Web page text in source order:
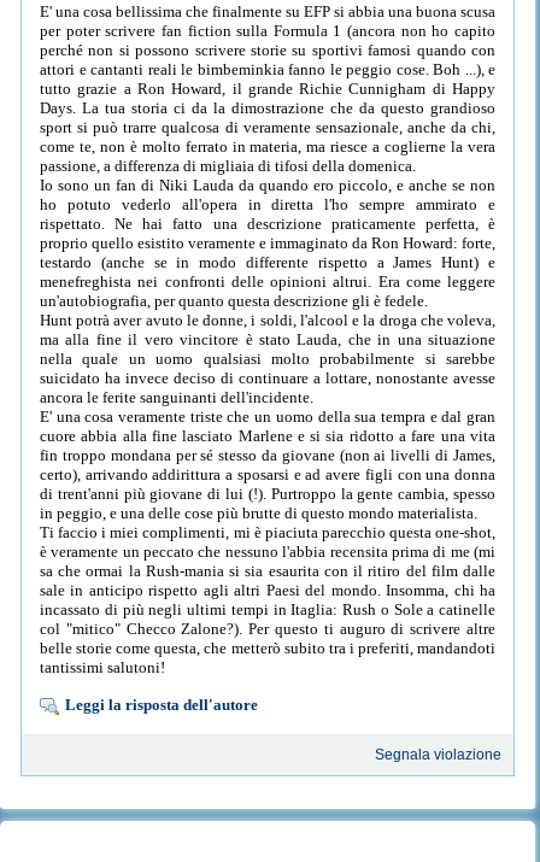
E' una cosa bellissima che finalmente su EFP si abbia una buona scusa
per poter scrivere fan fiction sulla Formula 1 (ancora non ho capito
perché non si possono scrivere storie su sportivi famosi quando con
attori e cantanti reali le bimbeminkia fanno le peggio cose. Boh ...), e
tutto grazie a Ron Howard, il grande Richie Cunnigham di Happy
Days. La tua storia ci da la dimostrazione che da questo grandioso
sport si può trarre qualcosa di veramente sensazionale, anche da chi,
come te, non è molto ferrato in materia, ma riesce a coglierne la vera
passione, a differenza di migliaia di tifosi della domenica.
Io sono un fan di Niki Lauda da quando ero piccolo, e anche se non
ho potuto vederlo all'opera in diretta l'ho sempre ammirato e
rispettato. Ne hai fatto una descrizione praticamente perfetta, è
proprio quello esistito veramente e immaginato da Ron Howard: forte,
testardo (anche se in modo differente rispetto a James Hunt) e
menefreghista nei confronti delle opinioni altrui. Era come leggere
un'autobiografia, per quanto questa descrizione gli è fedele.
Hunt potrà aver avuto le donne, i soldi, l'alcool e la droga che voleva,
ma alla fine il vero vincitore è stato Lauda, che in una situazione
nella quale un uomo qualsiasi molto probabilmente si sarebbe
suicidato ha invece deciso di continuare a lottare, nonostante avesse
ancora le ferite sanguinanti dell'incidente.
E' una cosa veramente triste che un uomo della sua tempra e dal gran
cuore abbia alla fine lasciato Marlene e si sia ridotto a fare una vita
fin troppo mondana per sé stesso da giovane (non ai livelli di James,
certo), arrivando addirittura a sposarsi e ad avere figli con una donna
di trent'anni più giovane di lui (!). Purtroppo la gente cambia, spesso
in peggio, e una delle cose più brutte di questo mondo materialista.
Ti faccio i miei complimenti, mi è piaciuta parecchio questa one-shot,
è veramente un peccato che nessuno l'abbia recensita prima di me (mi
sa che ormai la Rush-mania si sia esaurita con il ritiro del film dalle
sale in anticipo rispetto agli altri Paesi del mondo. Insomma, chi ha
incassato di più negli ultimi tempi in Itaglia: Rush o Sole a catinelle
col "mitico" Checco Zalone?). Per questo ti auguro di scrivere altre
belle storie come questa, che metterò subito tra i preferiti, mandandoti
tantissimi salutoni!
Leggi la risposta dell'autore
Segnala violazione